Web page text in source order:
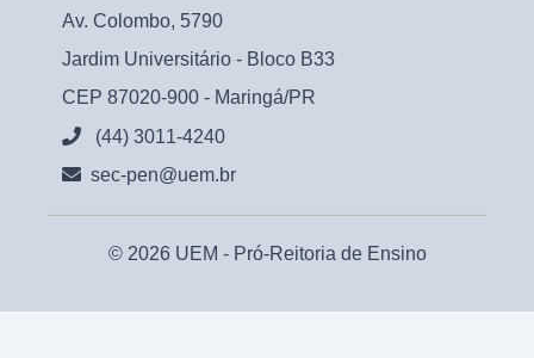
Av. Colombo, 5790
Jardim Universitário - Bloco B33
CEP 87020-900 - Maringá/PR
(44) 3011-4240
sec-pen@uem.br
© 2026 UEM - Pró-Reitoria de Ensino